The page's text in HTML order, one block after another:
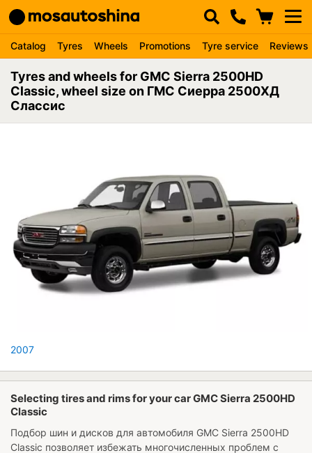
Catalog Tyres Wheels Promotions Tyre service Reviews
Tyres and wheels for GMC Sierra 2500HD
Classic, wheel size on ГМС Сиерра 2500ХД
Слассис
2007
Selecting tires and rims for your car GMC Sierra 2500HD
Classic
Подбор шин и дисков для автомобиля GMC Sierra 2500HD
Classic позволяет избежать многочисленных проблем с